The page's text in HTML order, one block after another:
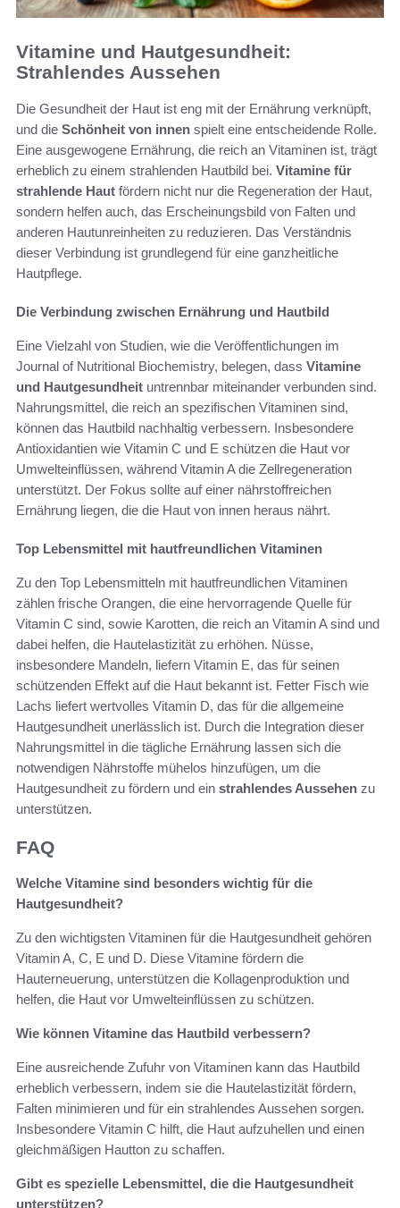
Vitamine und Hautgesundheit:
Strahlendes Aussehen
Die Gesundheit der Haut ist eng mit der Ernährung verknüpft,
und die Schönheit von innen spielt eine entscheidende Rolle.
Eine ausgewogene Ernährung, die reich an Vitaminen ist, trägt
erheblich zu einem strahlenden Hautbild bei. Vitamine für
strahlende Haut fördern nicht nur die Regeneration der Haut,
sondern helfen auch, das Erscheinungsbild von Falten und
anderen Hautunreinheiten zu reduzieren. Das Verständnis
dieser Verbindung ist grundlegend für eine ganzheitliche
Hautpflege.
Die Verbindung zwischen Ernährung und Hautbild
Eine Vielzahl von Studien, wie die Veröffentlichungen im
Journal of Nutritional Biochemistry, belegen, dass Vitamine
und Hautgesundheit untrennbar miteinander verbunden sind.
Nahrungsmittel, die reich an spezifischen Vitaminen sind,
können das Hautbild nachhaltig verbessern. Insbesondere
Antioxidantien wie Vitamin C und E schützen die Haut vor
Umwelteinflüssen, während Vitamin A die Zellregeneration
unterstützt. Der Fokus sollte auf einer nährstoffreichen
Ernährung liegen, die die Haut von innen heraus nährt.
Top Lebensmittel mit hautfreundlichen Vitaminen
Zu den Top Lebensmitteln mit hautfreundlichen Vitaminen
zählen frische Orangen, die eine hervorragende Quelle für
Vitamin C sind, sowie Karotten, die reich an Vitamin A sind und
dabei helfen, die Hautelastizität zu erhöhen. Nüsse,
insbesondere Mandeln, liefern Vitamin E, das für seinen
schützenden Effekt auf die Haut bekannt ist. Fetter Fisch wie
Lachs liefert wertvolles Vitamin D, das für die allgemeine
Hautgesundheit unerlässlich ist. Durch die Integration dieser
Nahrungsmittel in die tägliche Ernährung lassen sich die
notwendigen Nährstoffe mühelos hinzufügen, um die
Hautgesundheit zu fördern und ein strahlendes Aussehen zu
unterstützen.
FAQ
Welche Vitamine sind besonders wichtig für die
Hautgesundheit?
Zu den wichtigsten Vitaminen für die Hautgesundheit gehören
Vitamin A, C, E und D. Diese Vitamine fördern die
Hauterneuerung, unterstützen die Kollagenproduktion und
helfen, die Haut vor Umwelteinflüssen zu schützen.
Wie können Vitamine das Hautbild verbessern?
Eine ausreichende Zufuhr von Vitaminen kann das Hautbild
erheblich verbessern, indem sie die Hautelastizität fördern,
Falten minimieren und für ein strahlendes Aussehen sorgen.
Insbesondere Vitamin C hilft, die Haut aufzuhellen und einen
gleichmäßigen Hautton zu schaffen.
Gibt es spezielle Lebensmittel, die die Hautgesundheit
unterstützen?